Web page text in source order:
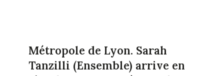
Métropole de Lyon. Sarah
Tanzilli (Ensemble) arrive en